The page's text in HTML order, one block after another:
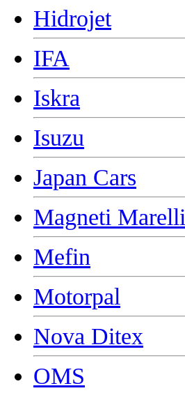
Hidrojet
IFA
Iskra
Isuzu
Japan Cars
Magneti Marelli
Mefin
Motorpal
Nova Ditex
OMS